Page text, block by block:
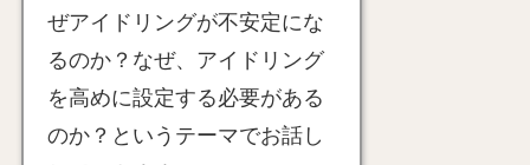
ぜアイドリングが不安定にな
るのか？なぜ、アイドリング
を高めに設定する必要がある
のか？というテーマでお話し